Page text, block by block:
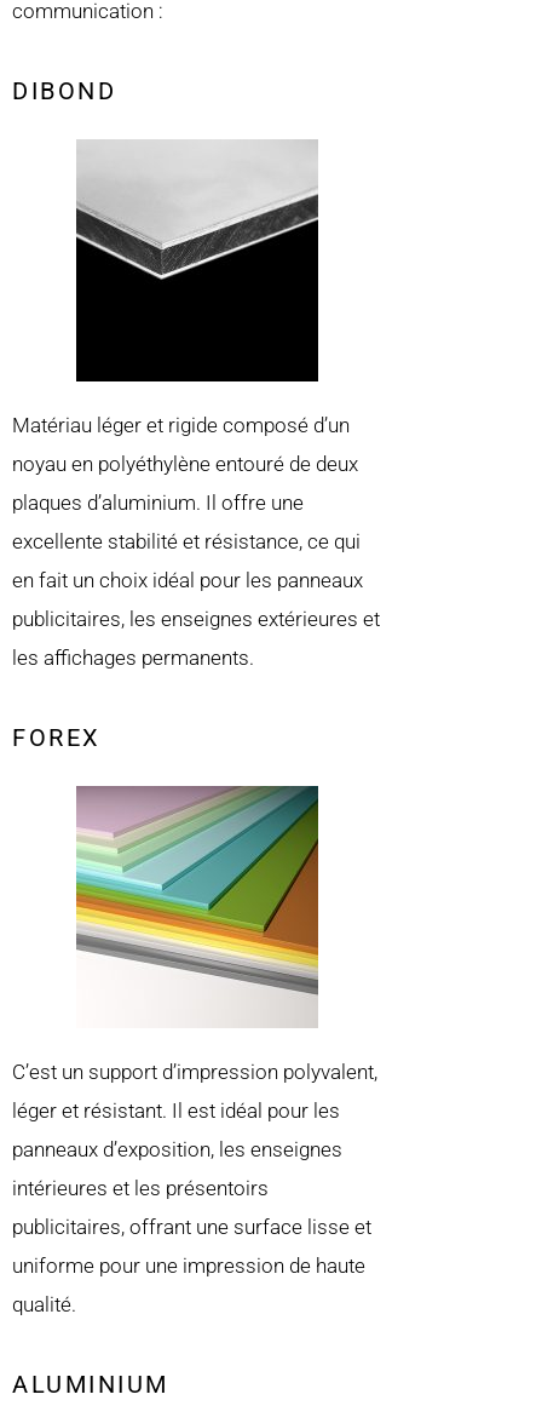
communication :
DIBOND
Matériau léger et rigide composé d’un
noyau en polyéthylène entouré de deux
plaques d’aluminium. Il offre une
excellente stabilité et résistance, ce qui
en fait un choix idéal pour les panneaux
publicitaires, les enseignes extérieures et
les affichages permanents.
FOREX
C’est un support d’impression polyvalent,
léger et résistant. Il est idéal pour les
panneaux d’exposition, les enseignes
intérieures et les présentoirs
publicitaires, offrant une surface lisse et
uniforme pour une impression de haute
qualité.
ALUMINIUM